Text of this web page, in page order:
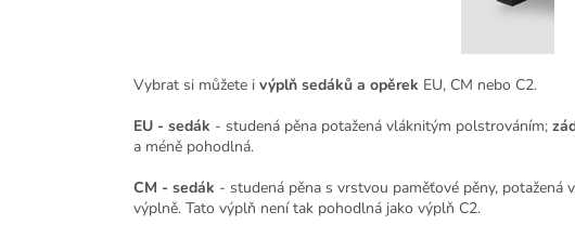
Vybrat si můžete i výplň sedáků a opěrek EU, CM nebo C2.
EU - sedák - studená pěna potažená vláknitým polstrováním;
a méně pohodlná.
CM - sedák - studená pěna s vrstvou paměťové pěny, potažená
výplně. Tato výplň není tak pohodlná jako výplň C2.